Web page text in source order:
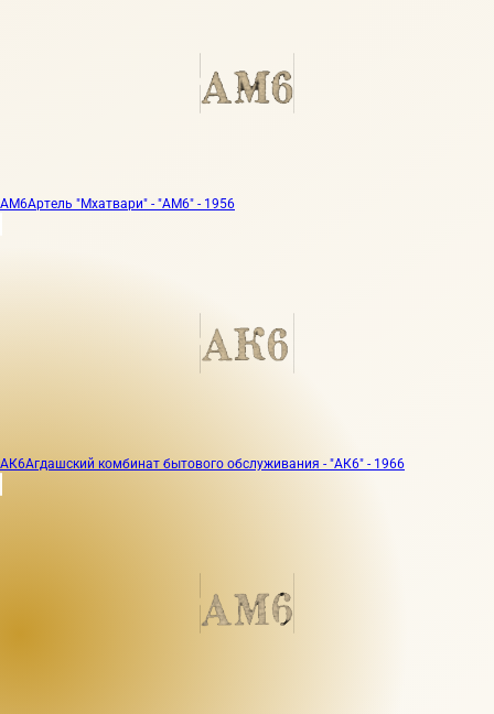
АМ6Артель "Мхатвари" - "АМ6" - 1956
АК6Агдашский комбинат бытового обслуживания - "АК6" - 1966